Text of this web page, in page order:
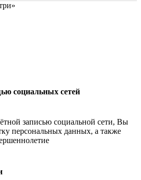
социальных сетей
записью социальной сети, Вы
персональных данных, а также